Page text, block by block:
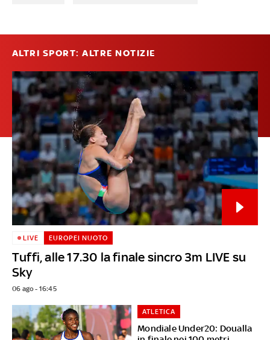
ALTRI SPORT: ALTRE NOTIZIE
Tuffi, alle 17.30 la finale sincro 3m LIVE su
Sky
LIVE EUROPEI NUOTO
06 ago - 16:45
Mondiale Under20: Doualla
ATLETICA